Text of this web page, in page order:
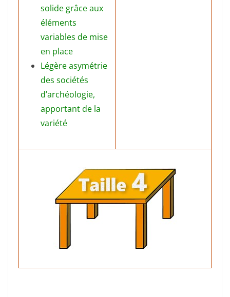
solide grâce aux
éléments
variables de mise
en place
Légère asymétrie
des sociétés
d’archéologie,
apportant de la
variété